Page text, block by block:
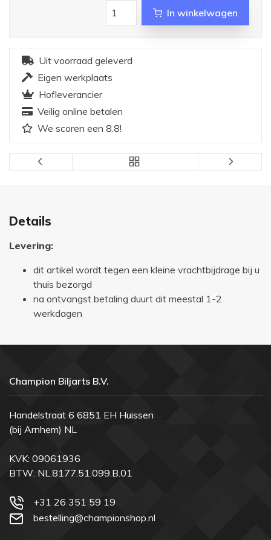
In winkelwagen
Uit voorraad geleverd
Eigen werkplaats
Hofleverancier
Veilig online betalen
We scoren een 8.8!
Details
Levering:
dit artikel wordt tegen een kleine vrachtbijdrage bij u
thuis bezorgd
na ontvangst betaling duurt dit meestal 1-2
werkdagen
Champion Biljarts B.V.
Handelstraat 6 6851 EH Huissen
(bij Arnhem) NL
KVK: 09061936
BTW: NL.8177.51.099.B.01
+31 26 351 59 19
bestelling@championshop.nl